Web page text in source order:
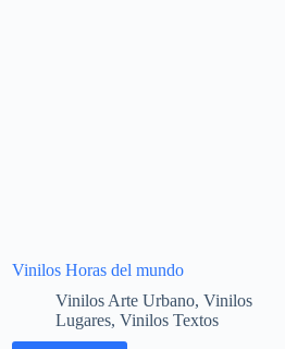
Vinilos Horas del mundo
Vinilos Arte Urbano, Vinilos
Lugares, Vinilos Textos